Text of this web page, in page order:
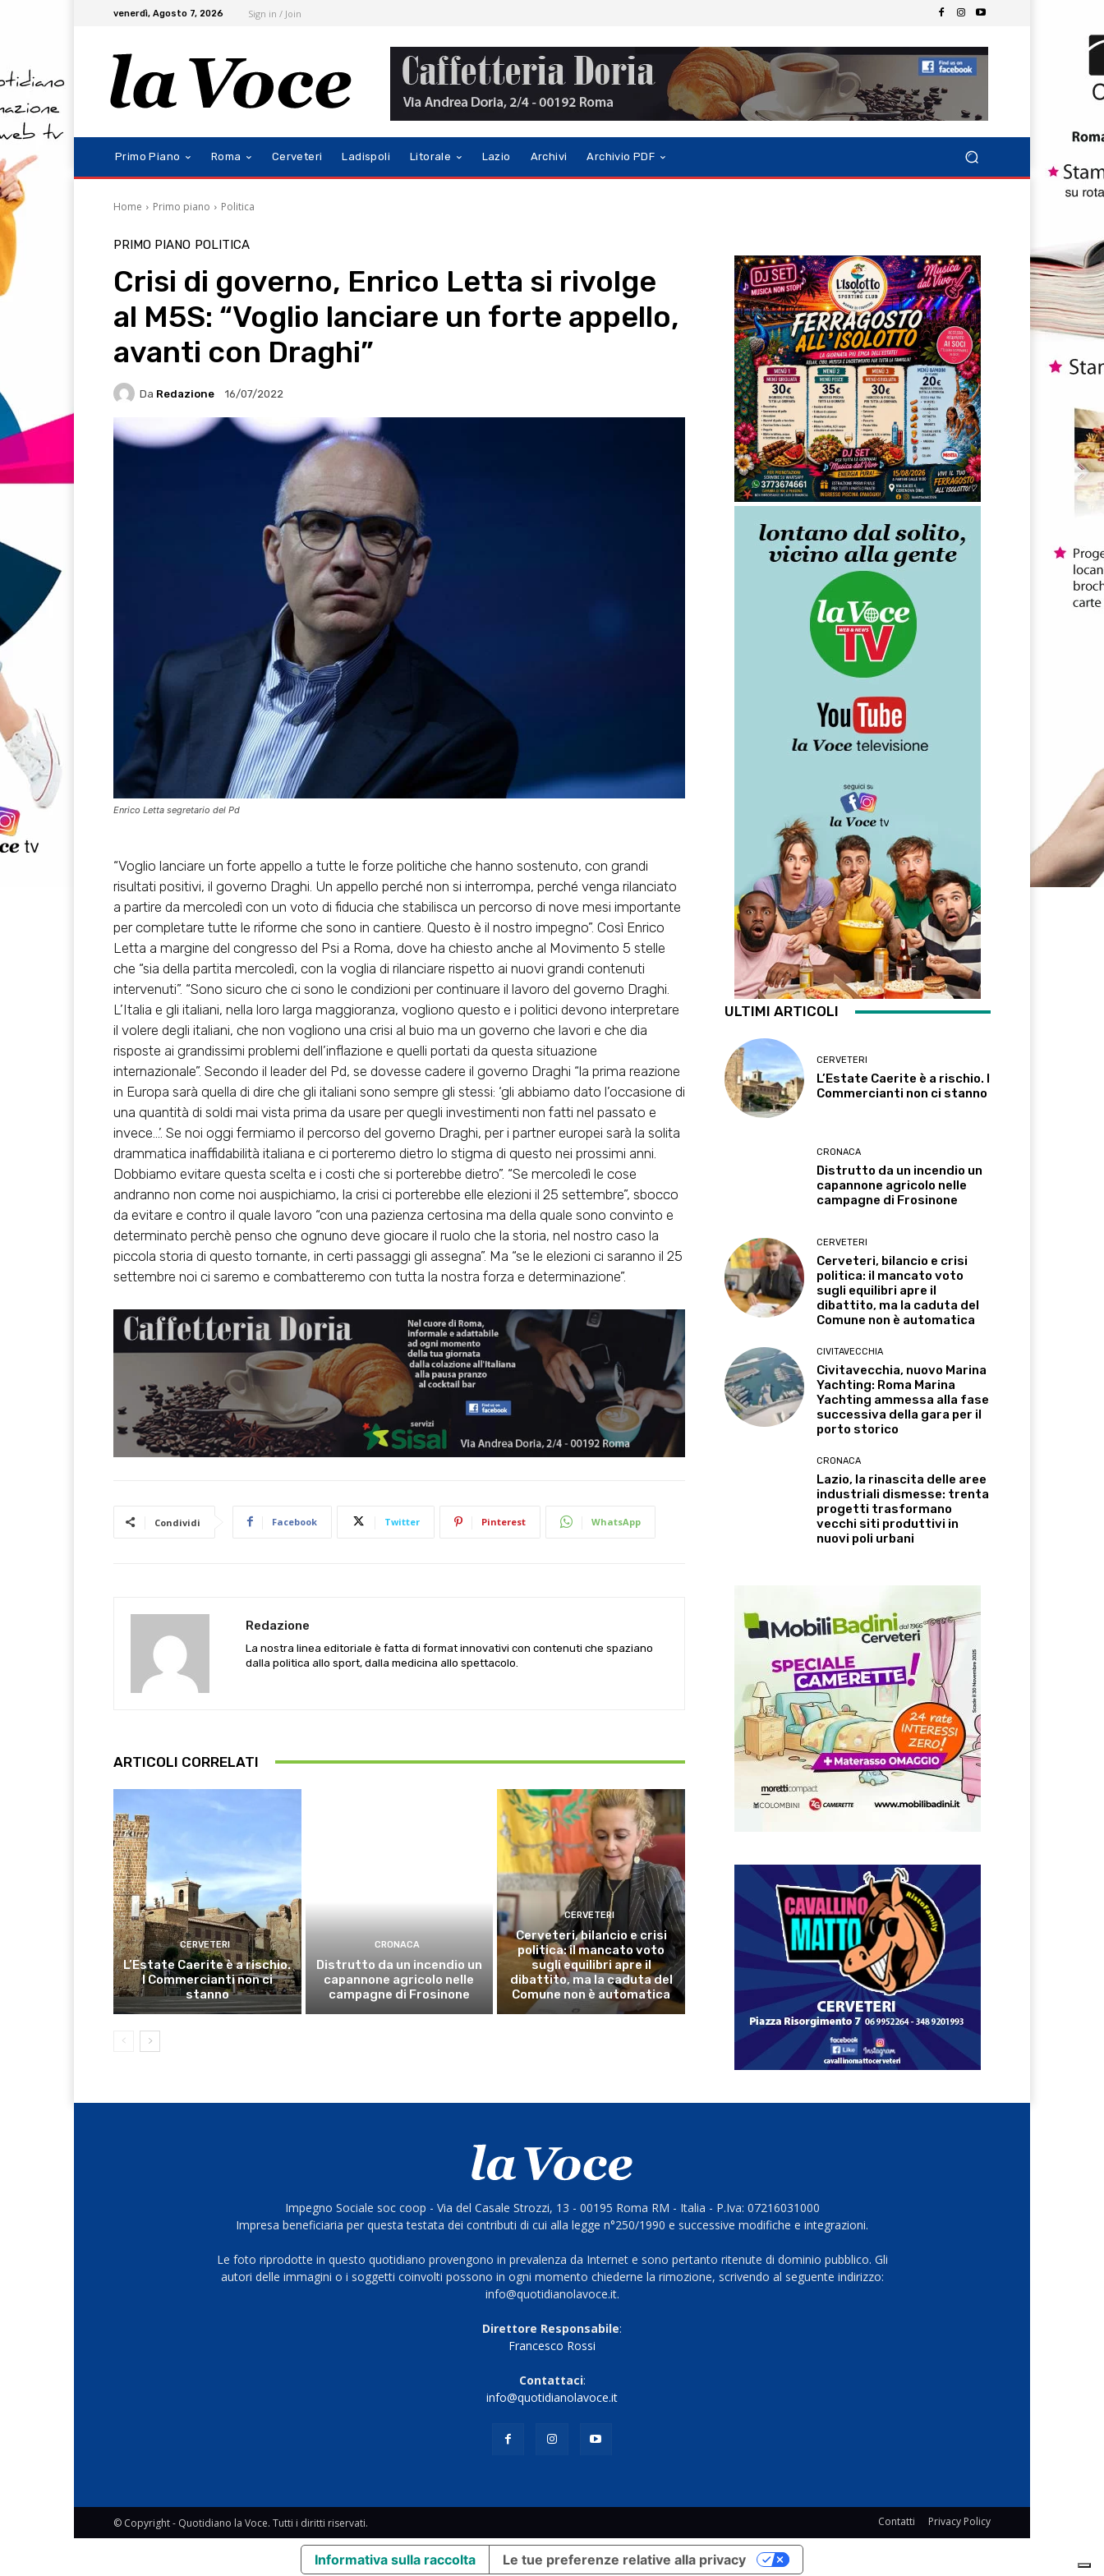
venerdì, Agosto 7, 2026 Sign in / Join
Primo Piano Roma Cerveteri Ladispoli Litorale Lazio Archivi Archivio PDF
Home Primo piano Politica
PRIMO PIANO POLITICA
Crisi di governo, Enrico Letta si rivolge
al M5S: “Voglio lanciare un forte appello,
avanti con Draghi”
Da Redazione 16/07/2022
Enrico Letta segretario del Pd
“Voglio lanciare un forte appello a tutte le forze politiche che hanno sostenuto, con grandi
risultati positivi, il governo Draghi. Un appello perché non si interrompa, perché venga rilanciato
a partire da mercoledì con un voto di fiducia che stabilisca un percorso di nove mesi importante
per completare tutte le riforme che sono in cantiere. Questo è il nostro impegno”. Così Enrico
Letta a margine del congresso del Psi a Roma, dove ha chiesto anche al Movimento 5 stelle
che “sia della partita mercoledì, con la voglia di rilanciare rispetto ai nuovi grandi contenuti
intervenuti”. “Sono sicuro che ci sono le condizioni per continuare il lavoro del governo Draghi.
L’Italia e gli italiani, nella loro larga maggioranza, vogliono questo e i politici devono interpretare
il volere degli italiani, che non vogliono una crisi al buio ma un governo che lavori e che dia
risposte ai grandissimi problemi dell’inflazione e quelli portati da questa situazione
internazionale”. Secondo il leader del Pd, se dovesse cadere il governo Draghi “la prima reazione
in Europa sarà quella di dire che gli italiani sono sempre gli stessi: ‘gli abbiamo dato l’occasione di
una quantità di soldi mai vista prima da usare per quegli investimenti non fatti nel passato e
invece…’. Se noi oggi fermiamo il percorso del governo Draghi, per i partner europei sarà la solita
drammatica inaffidabilità italiana e ci porteremo dietro lo stigma di questo nei prossimi anni.
Dobbiamo evitare questa scelta e i costi che si porterebbe dietro”. “Se mercoledì le cose
andranno non come noi auspichiamo, la crisi ci porterebbe elle elezioni il 25 settembre”, sbocco
da evitare e contro il quale lavoro “con una pazienza certosina ma della quale sono convinto e
determinato perchè penso che ognuno deve giocare il ruolo che la storia, nel nostro caso la
piccola storia di questo tornante, in certi passaggi gli assegna”. Ma “se le elezioni ci saranno il 25
settembre noi ci saremo e combatteremo con tutta la nostra forza e determinazione”.
Condividi Facebook Twitter Pinterest WhatsApp
Redazione
La nostra linea editoriale è fatta di format innovativi con contenuti che spaziano
dalla politica allo sport, dalla medicina allo spettacolo.
ARTICOLI CORRELATI
CERVETERI
L’Estate Caerite è a rischio.
I Commercianti non ci
stanno
CRONACA
Distrutto da un incendio un
capannone agricolo nelle
campagne di Frosinone
CERVETERI
Cerveteri, bilancio e crisi
politica: il mancato voto
sugli equilibri apre il
dibattito, ma la caduta del
Comune non è automatica
ULTIMI ARTICOLI
CERVETERI
L’Estate Caerite è a rischio. I
Commercianti non ci stanno
CRONACA
Distrutto da un incendio un
capannone agricolo nelle
campagne di Frosinone
CERVETERI
Cerveteri, bilancio e crisi
politica: il mancato voto
sugli equilibri apre il
dibattito, ma la caduta del
Comune non è automatica
CIVITAVECCHIA
Civitavecchia, nuovo Marina
Yachting: Roma Marina
Yachting ammessa alla fase
successiva della gara per il
porto storico
CRONACA
Lazio, la rinascita delle aree
industriali dismesse: trenta
progetti trasformano
vecchi siti produttivi in
nuovi poli urbani
Impegno Sociale soc coop - Via del Casale Strozzi, 13 - 00195 Roma RM - Italia - P.Iva: 07216031000
Impresa beneficiaria per questa testata dei contributi di cui alla legge n°250/1990 e successive modifiche e integrazioni.
Le foto riprodotte in questo quotidiano provengono in prevalenza da Internet e sono pertanto ritenute di dominio pubblico. Gli
autori delle immagini o i soggetti coinvolti possono in ogni momento chiederne la rimozione, scrivendo al seguente indirizzo:
info@quotidianolavoce.it.
Direttore Responsabile:
Francesco Rossi
Contattaci:
info@quotidianolavoce.it
© Copyright - Quotidiano la Voce. Tutti i diritti riservati. Contatti Privacy Policy
Informativa sulla raccolta Le tue preferenze relative alla privacy